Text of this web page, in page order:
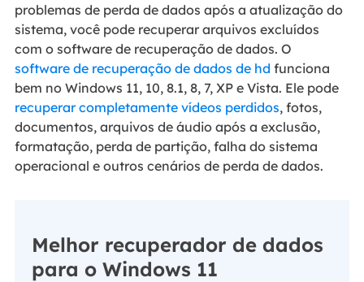
problemas de perda de dados após a atualização do
sistema, você pode recuperar arquivos excluídos
com o software de recuperação de dados. O
software de recuperação de dados de hd funciona
bem no Windows 11, 10, 8.1, 8, 7, XP e Vista. Ele pode
recuperar completamente vídeos perdidos, fotos,
documentos, arquivos de áudio após a exclusão,
formatação, perda de partição, falha do sistema
operacional e outros cenários de perda de dados.
Melhor recuperador de dados
para o Windows 11